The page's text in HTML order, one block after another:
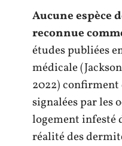
Aucune espèce
reconnue
études publiées
médicale
2022) confirment
signalées par les
logement infesté
réalité des